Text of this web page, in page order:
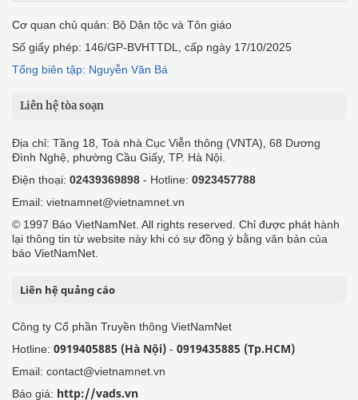
Cơ quan chủ quản: Bộ Dân tộc và Tôn giáo
Số giấy phép: 146/GP-BVHTTDL, cấp ngày 17/10/2025
Tổng biên tập: Nguyễn Văn Bá
Liên hệ tòa soạn
Địa chỉ: Tầng 18, Toà nhà Cục Viễn thông (VNTA), 68 Dương
Đình Nghệ, phường Cầu Giấy, TP. Hà Nội.
Điện thoại: 02439369898 - Hotline: 0923457788
Email: vietnamnet@vietnamnet.vn
© 1997 Báo VietNamNet. All rights reserved. Chỉ được phát hành
lại thông tin từ website này khi có sự đồng ý bằng văn bản của
báo VietNamNet.
Liên hệ quảng cáo
Công ty Cổ phần Truyền thông VietNamNet
Hotline: 0919405885 (Hà Nội) - 0919435885 (Tp.HCM)
Email: contact@vietnamnet.vn
Báo giá: http://vads.vn